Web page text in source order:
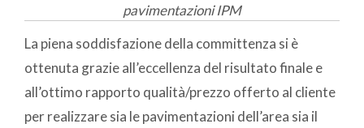
pavimentazioni IPM
La piena soddisfazione della committenza si è
ottenuta grazie all’eccellenza del risultato finale e
all’ottimo rapporto qualità/prezzo offerto al cliente
per realizzare sia le pavimentazioni dell’area sia il